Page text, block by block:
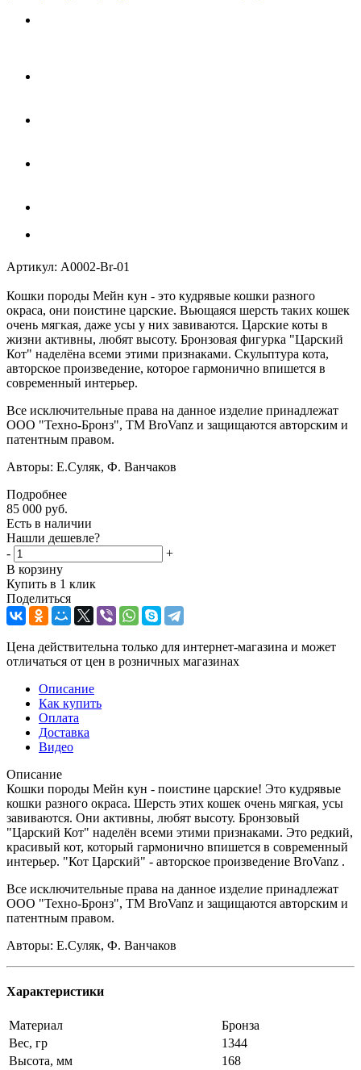
Артикул: A0002-Br-01
Кошки породы Мейн кун - это кудрявые кошки разного
окраса, они поистине царские. Вьющаяся шерсть таких кошек
очень мягкая, даже усы у них завиваются. Царские коты в
жизни активны, любят высоту. Бронзовая фигурка "Царский
Кот" наделёна всеми этими признаками. Скульптура кота,
авторское произведение, которое гармонично впишется в
современный интерьер.
Все исключительные права на данное изделие принадлежат
ООО "Техно-Бронз", ТМ BroVanz и защищаются авторским и
патентным правом.
Авторы: Е.Суляк, Ф. Ванчаков
Подробнее
85 000 руб.
Есть в наличии
Нашли дешевле?
-
+
В корзину
Купить в 1 клик
Поделиться
Цена действительна только для интернет-магазина и может
отличаться от цен в розничных магазинах
Описание
Как купить
Оплата
Доставка
Видео
Описание
Кошки породы Мейн кун - поистине царские! Это кудрявые
кошки разного окраса. Шерсть этих кошек очень мягкая, усы
завиваются. Они активны, любят высоту. Бронзовый
"Царский Кот" наделён всеми этими признаками. Это редкий,
красивый кот, который гармонично впишется в современный
интерьер. "Кот Царский" - авторское произведение BroVanz .
Все исключительные права на данное изделие принадлежат
ООО "Техно-Бронз", ТМ BroVanz и защищаются авторским и
патентным правом.
Авторы: Е.Суляк, Ф. Ванчаков
Характеристики
Материал
Бронза
Вес, гр
1344
Высота, мм
168